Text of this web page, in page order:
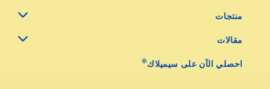
منتجات
مقالات
احصلي الآن على سيميلاك®